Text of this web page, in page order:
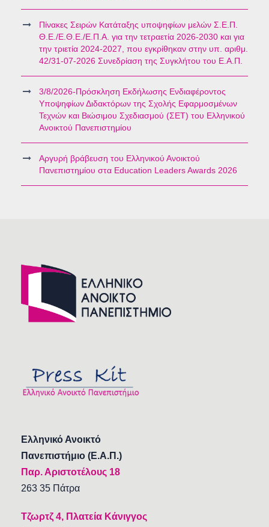
Πίνακες Σειρών Κατάταξης υποψηφίων μελών Σ.Ε.Π.
Θ.Ε./Ε.Θ.Ε./Ε.Π.Α. για την τετραετία 2026-2030 και για
την τριετία 2024-2027, που εγκρίθηκαν στην υπ. αριθμ.
42/31-07-2026 Συνεδρίαση της Συγκλήτου του Ε.Α.Π.
3/8/2026-Πρόσκληση Εκδήλωσης Ενδιαφέροντος
Υποψηφίων Διδακτόρων της Σχολής Εφαρμοσμένων
Τεχνών και Βιώσιμου Σχεδιασμού (ΣΕΤ) του Ελληνικού
Ανοικτού Πανεπιστημίου
Αργυρή βράβευση του Ελληνικού Ανοικτού
Πανεπιστημίου στα Education Leaders Awards 2026
Ελληνικό Ανοικτό
Πανεπιστήμιο (Ε.Α.Π.)
Παρ. Αριστοτέλους 18
263 35 Πάτρα
Τζωρτζ 4, Πλατεία Κάνιγγος